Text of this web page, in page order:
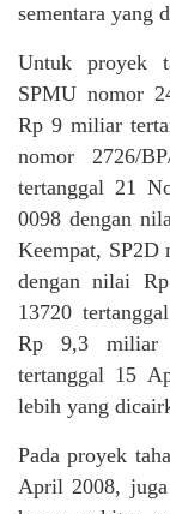
sementara yang
Untuk proyek
SPMU nomor
Rp 9 miliar
nomor 2726/
tertanggal 21
0098 dengan
Keempat, SP2D
dengan nilai
13720
Rp 9,3 miliar
tertanggal 15
lebih yang
Pada proyek
April 2008, juga